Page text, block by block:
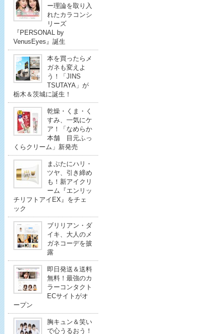
ー理論を取り入
れたカラコンシ
リーズ
『PERSONAL by
VenusEyes』誕生
本を買ったらメ
ガネも変えよ
う！「JINS
TSUTAYA」が
栃木＆茨城に誕生！
乾燥・くま・く
すみ、一気にケ
ア！「なめらか
本舗 目元ふっ
くらクリーム」新発売
まぶたにハリ・
ツヤ、引き締め
も！新アイクリ
ーム『エンリッ
チリフトアイEX』をチェ
ック
ブリリアン・ダ
イキ、大人のメ
ガネコーデを披
露
即日発送＆送料
無料！最強のカ
ラーコンタクト
ECサイトがオ
ープン
胸キュン＆笑い
で心うるおう！